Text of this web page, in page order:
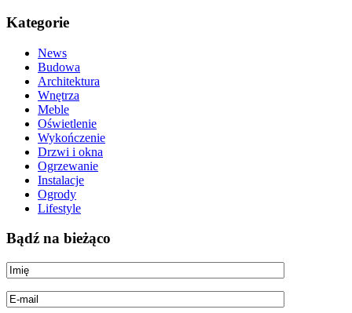
Kategorie
News
Budowa
Architektura
Wnętrza
Meble
Oświetlenie
Wykończenie
Drzwi i okna
Ogrzewanie
Instalacje
Ogrody
Lifestyle
Bądź na bieżąco